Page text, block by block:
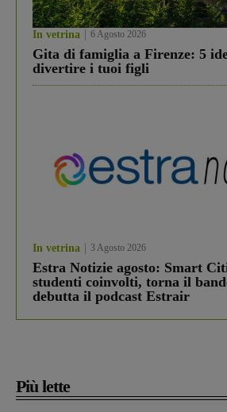
In vetrina 6 Agosto 2026
Gita di famiglia a Firenze: 5
divertire i tuoi figli
In vetrina 3 Agosto 2026
Estra Notizie agosto: Smart
studenti coinvolti, torna il
debutta il podcast Estrair
Più lette